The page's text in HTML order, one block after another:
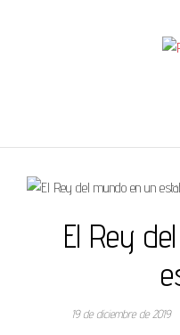
El Rey
19 de diciembre de 2019